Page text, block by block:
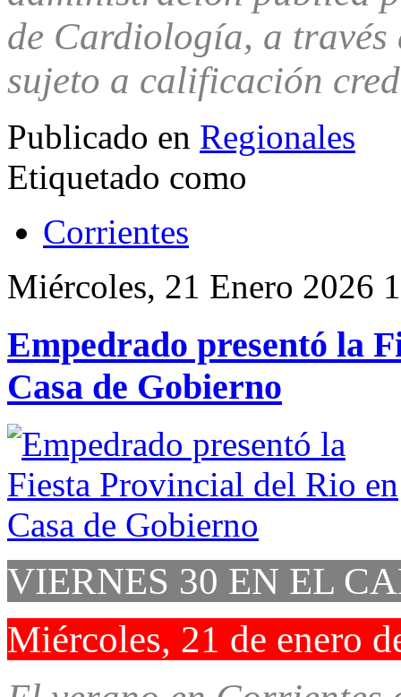
de Cardiología, a través
sujeto a calificación
Publicado en Regionales
Etiquetado como
Corrientes
Miércoles, 21 Enero 2026
Empedrado presentó la
Casa de Gobierno
VIERNES 30 EN EL
Miércoles, 21 de enero